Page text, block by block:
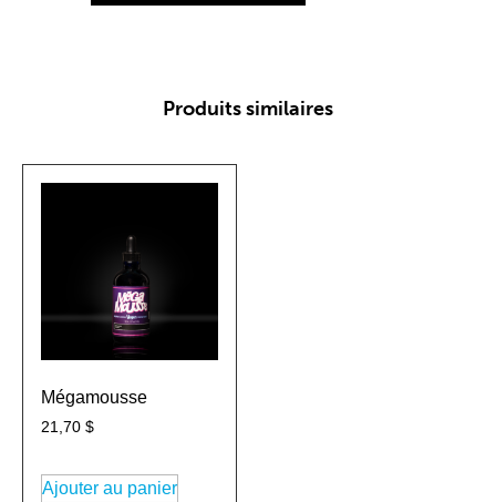
Produits similaires
Mégamousse
21,70 $
Ajouter au panier